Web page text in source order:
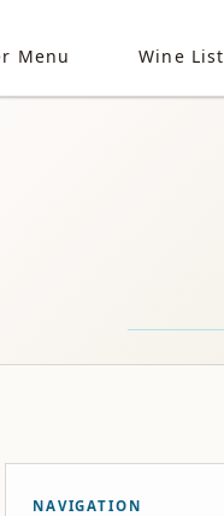
Menu Wine List
NAVIGATION